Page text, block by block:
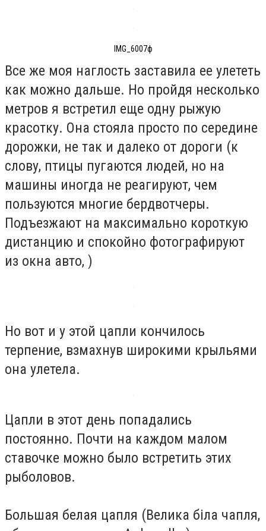
IMG_6007ф
Все же моя наглость заставила ее улететь
как можно дальше. Но пройдя несколько
метров я встретил еще одну рыжую
красотку. Она стояла просто по середине
дорожки, не так и далеко от дороги (к
слову, птицы пугаются людей, но на
машины иногда не реагируют, чем
пользуются многие бердвотчеры.
Подъезжают на максимально короткую
дистанцию и спокойно фотографируют
из окна авто, )
Но вот и у этой цапли кончилось
терпение, взмахнув широкими крыльями
она улетела.
Цапли в этот день попадались
постоянно. Почти на каждом малом
ставочке можно было встретить этих
рыболовов.
Большая белая цапля (Велика біла чапля,